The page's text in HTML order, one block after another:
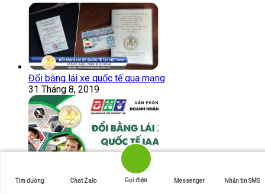
Đổi bằng lái xe quốc tế qua mạng
31 Tháng 8, 2019
Tìm đường Chat Zalo Gọi điện Messenger Nhắn tin SMS